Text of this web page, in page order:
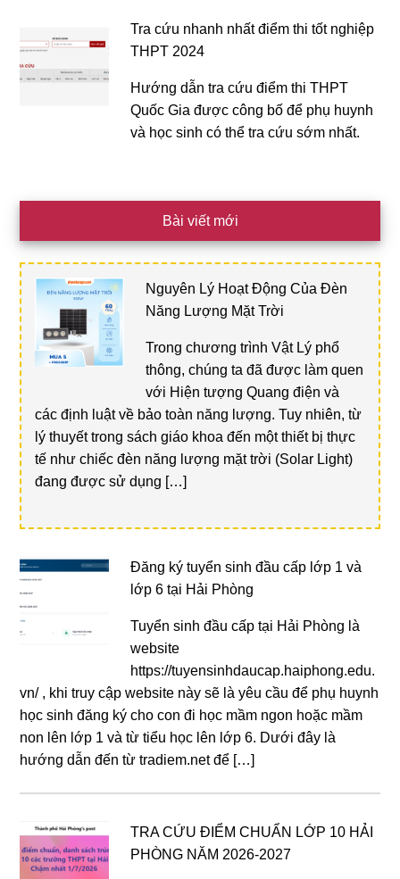
Tra cứu nhanh nhất điểm thi tốt nghiệp
THPT 2024
Hướng dẫn tra cứu điểm thi THPT
Quốc Gia được công bố để phụ huynh
và học sinh có thể tra cứu sớm nhất.
Bài viết mới
Nguyên Lý Hoạt Động Của Đèn
Năng Lượng Mặt Trời
Trong chương trình Vật Lý phổ
thông, chúng ta đã được làm quen
với Hiện tượng Quang điện và
các định luật về bảo toàn năng lượng. Tuy nhiên, từ
lý thuyết trong sách giáo khoa đến một thiết bị thực
tế như chiếc đèn năng lượng mặt trời (Solar Light)
đang được sử dụng […]
Đăng ký tuyển sinh đầu cấp lớp 1 và
lớp 6 tại Hải Phòng
Tuyển sinh đầu cấp tại Hải Phòng là
website
https://tuyensinhdaucap.haiphong.edu.
vn/ , khi truy cập website này sẽ là yêu cầu để phụ huynh
học sinh đăng ký cho con đi học mầm ngon hoặc mầm
non lên lớp 1 và từ tiểu học lên lớp 6. Dưới đây là
hướng dẫn đến từ tradiem.net để […]
TRA CỨU ĐIỂM CHUẨN LỚP 10 HẢI
PHÒNG NĂM 2026-2027